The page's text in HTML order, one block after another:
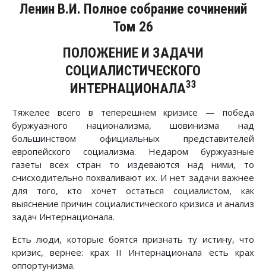
Ленин В.И. Полное собрание сочинений
Том 26
ПОЛОЖЕНИЕ И ЗАДАЧИ
СОЦИАЛИСТИЧЕСКОГО
ИНТЕРНАЦИОНАЛА33
Тяжелее всего в теперешнем кризисе — победа
буржуазного национализма, шовинизма над
большинством официальных представителей
европейского социализма. Недаром буржуазные
газеты всех стран то издеваются над ними, то
снисходительно похваливают их. И нет задачи важнее
для того, кто хочет остаться социалистом, как
выяснение причин социалистического кризиса и анализ
задач Интернационала.
Есть люди, которые боятся признать ту истину, что
кризис, вернее: крах II Интернационала есть крах
оппортунизма.